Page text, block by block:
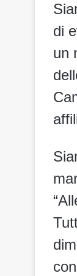
di
un